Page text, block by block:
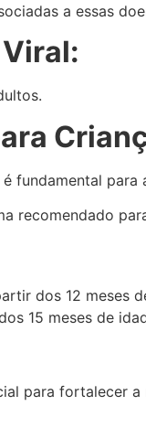
a essas
fundamental
recomendado
dos 12 meses
15 meses de
para fortalecer